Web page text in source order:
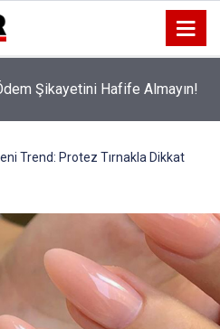
Şikayetini Hafife Almayın!
Trend: Protez Tırnakla Dikkat